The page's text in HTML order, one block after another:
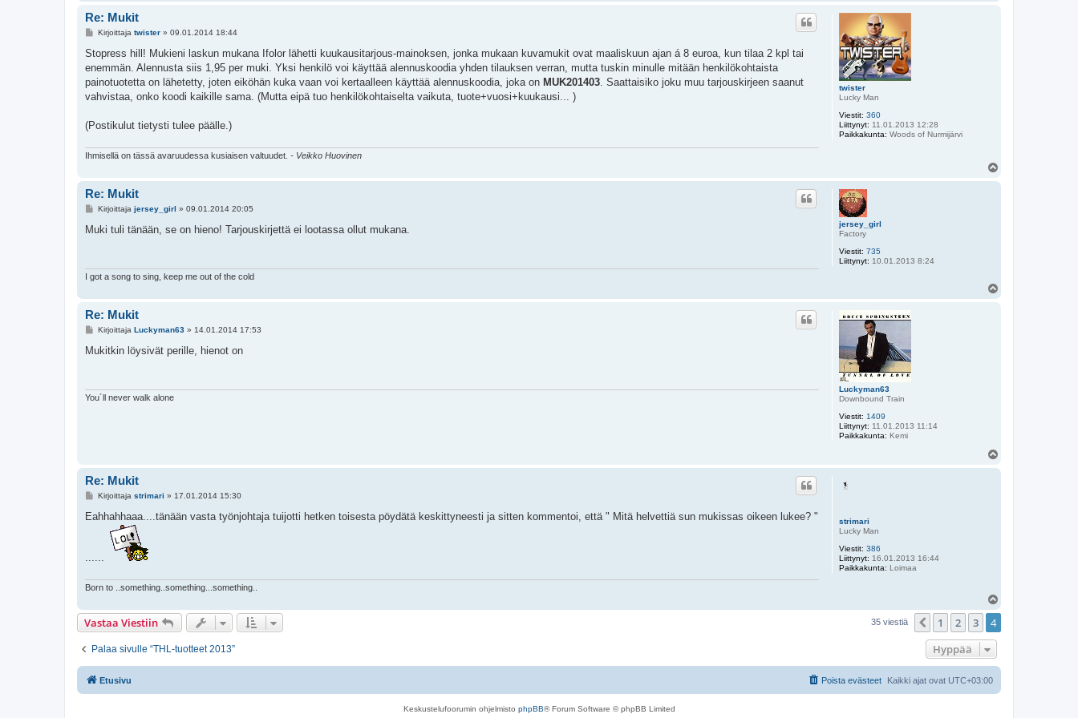
twister
Lucky Man
Viestit: 360
Liittynyt: 11.01.2013 12:28
Paikkakunta: Woods of Nurmijärvi
Re: Mukit
V
e
t
i
Kirjoittaja twister» 09.01.2014 18:44
Stopress hill! Mukieni laskun mukana Ifolor lähetti kuukausitarjous-mainoksen, jonka mukaan kuvamukit ovat maaliskuun ajan á 8 euroa, kun tilaa 2 kpl tai
enemmän. Alennusta siis 1,95 per muki. Yksi henkilö voi käyttää alennuskoodia yhden tilauksen verran, mutta tuskin minulle mitään henkilökohtaista
painotuotetta on lähetetty, joten eiköhän kuka vaan voi kertaalleen käyttää alennuskoodia, joka on MUK201403. Saattaisiko joku muu tarjouskirjeen saanut
vahvistaa, onko koodi kaikille sama. (Mutta eipä tuo henkilökohtaiselta vaikuta, tuote+vuosi+kuukausi... )
(Postikulut tietysti tulee päälle.)
Ihmisellä on tässä avaruudessa kusiaisen valtuudet. - Veikko Huovinen
jersey_girl
Factory
Viestit: 735
Liittynyt: 10.01.2013 8:24
Re: Mukit
V
e
Kirjoittaja jersey_girl » 09.01.2014 20:05
Muki tuli tänään, se on hieno! Tarjouskirjettä ei lootassa ollut mukana.
I got a song to sing, keep me out of the cold
Luckyman63
Downbound Train
Viestit: 1409
Liittynyt: 11.01.2013 11:14
Paikkakunta: Kemi
Re: Mukit
V
e
Kirjoittaja Luckyman63» 14.01.2014 17:53
Mukitkin löysivät perille, hienot on
You´ll never walk alone
strimari
Lucky Man
Viestit: 386
Liittynyt: 16.01.2013 16:44
Paikkakunta: Loimaa
Re: Mukit
V
e
Kirjoittaja strimari » 17.01.2014 15:30
Eahhahhaaa....tänään vasta työnjohtaja tuijotti hetken toisesta pöydätä keskittyneesti ja sitten kommentoi, että " Mitä helvettiä sun mukissas oikeen lukee? "
......
Born to ..something..something...something..
s
Vastaa Viestiin 35 viestiä Edellinen
1 2 3 4
Palaa sivulle “THL-tuotteet 2013” Hyppää
Etusivu Kaikki ajat ovat UTC+03:00
Poista evästeet
Keskustelufoorumin ohjelmisto phpBB® Forum Software © phpBB Limited